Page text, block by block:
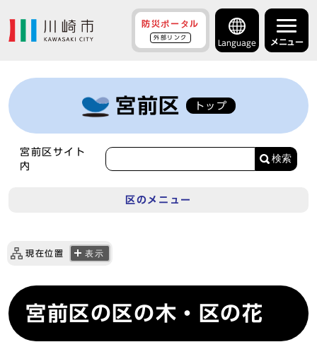
防災ポータル
外部リンク
Language メニュー
宮前区 トップ
宮前区サイト
内
検索
区のメニュー
現在位置 表示
宮前区の区の木・区の花